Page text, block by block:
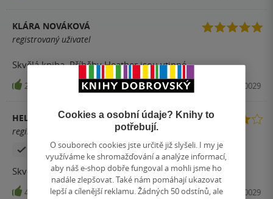
KLÁRA NOVÁKOVÁ
registrovaný uživatel
Skvělá kniha. Příběhy Heather jsou vtipné.
23 Kniha, BB art, 2014, 9788075070029
HELENA
registrovaný uživatel
Zakoupil produkt
Skvělá oddechovka, vtipná, příjemné čtení.
4 Kniha, BB art, 2014, 9788075070029
Cookies a osobní údaje? Knihy to
potřebují.
O souborech cookies jste určitě již slyšeli. I my je
využíváme ke shromažďování a analýze informací,
aby náš e-shop dobře fungoval a mohli jsme ho
nadále zlepšovat. Také nám pomáhají ukazovat
lepší a cílenější reklamu. Žádných 50 odstínů, ale